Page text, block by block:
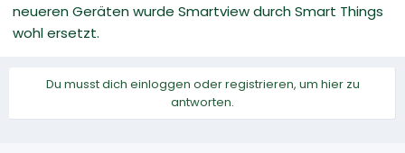
neueren Geräten wurde Smartview durch Smart Things
wohl ersetzt.
Du musst dich einloggen oder registrieren, um hier zu
antworten.